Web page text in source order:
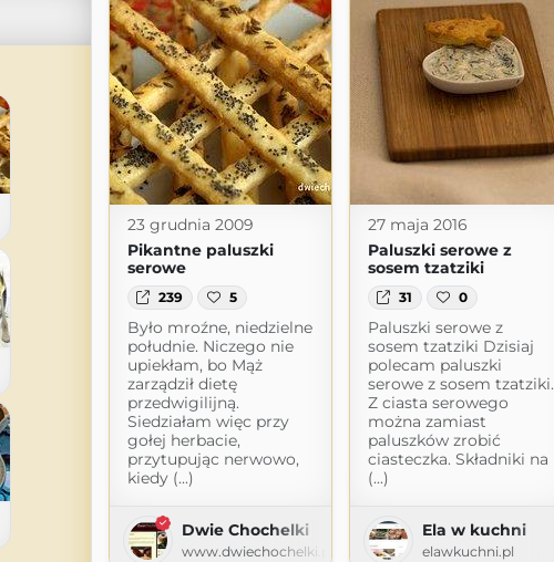
23 grudnia 2009
Pikantne paluszki
serowe
239 5
Było mroźne, niedzielne
południe. Niczego nie
upiekłam, bo Mąż
zarządził dietę
przedwigilijną.
Siedziałam więc przy
gołej herbacie,
przytupując nerwowo,
kiedy (...)
Dwie Chochelki
www.dwiechochelki.pl
27 maja 2016
Paluszki serowe z
sosem tzatziki
31 0
Paluszki serowe z
sosem tzatziki Dzisiaj
polecam paluszki
serowe z sosem tzatziki.
Z ciasta serowego
można zamiast
paluszków zrobić
ciasteczka. Składniki na
(...)
Ela w kuchni
elawkuchni.pl